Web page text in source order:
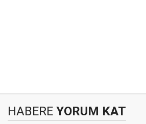
HABERE YORUM KAT